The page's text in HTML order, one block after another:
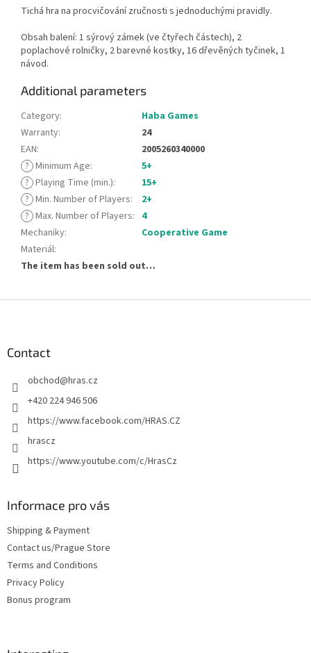
Tichá hra na procvičování zručnosti s jednoduchými pravidly.
Obsah balení: 1 sýrový zámek (ve čtyřech částech), 2
poplachové rolničky, 2 barevné kostky, 16 dřevěných tyčinek, 1
návod.
Additional parameters
Category:
Haba Games
Warranty:
24
EAN:
2005260340000
? Minimum Age:
5+
? Playing Time (min.):
15+
? Min. Number of Players:
2+
? Max. Number of Players: 4
Mechaniky:
Cooperative Game
Materiál:
The item has been sold out…
Contact
obchod@hras.cz
+420 224 946 506
https://www.facebook.com/HRAS.CZ
hrascz
https://www.youtube.com/c/HrasCz
Informace pro vás
Shipping & Payment
Contact us/Prague Store
Terms and Conditions
Privacy Policy
Bonus program